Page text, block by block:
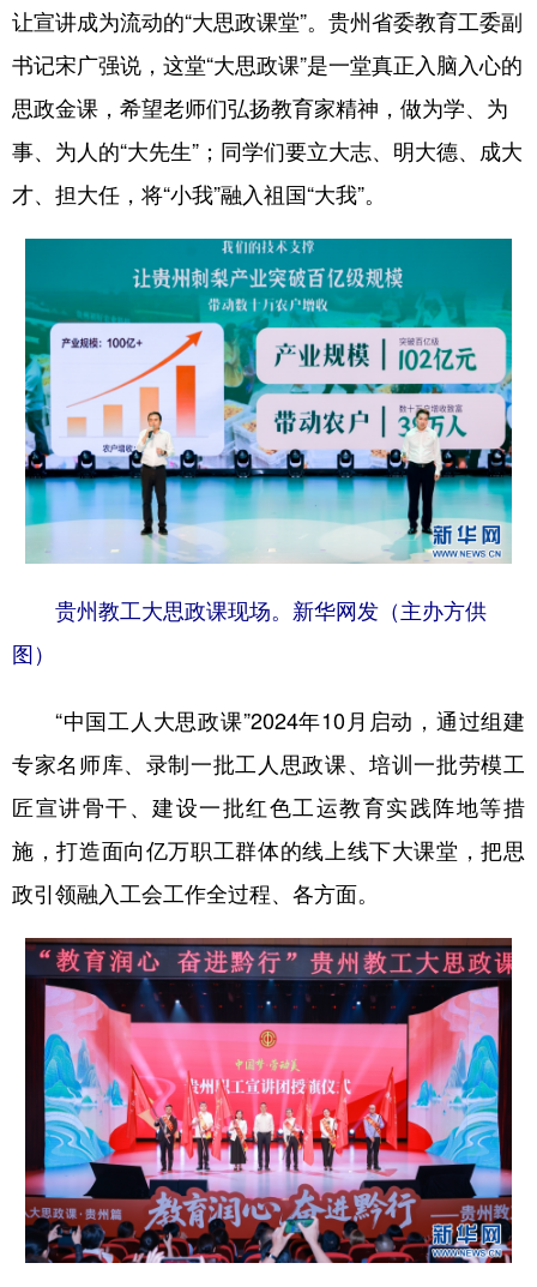
让宣讲成为流动的“大思政课堂”。贵州省委教育工委副
书记宋广强说，这堂“大思政课”是一堂真正入脑入心的
思政金课，希望老师们弘扬教育家精神，做为学、为
事、为人的“大先生”；同学们要立大志、明大德、成大
才、担大任，将“小我”融入祖国“大我”。
贵州教工大思政课现场。新华网发（主办方供
图）
“中国工人大思政课”2024年10月启动，通过组建
专家名师库、录制一批工人思政课、培训一批劳模工
匠宣讲骨干、建设一批红色工运教育实践阵地等措
施，打造面向亿万职工群体的线上线下大课堂，把思
政引领融入工会工作全过程、各方面。